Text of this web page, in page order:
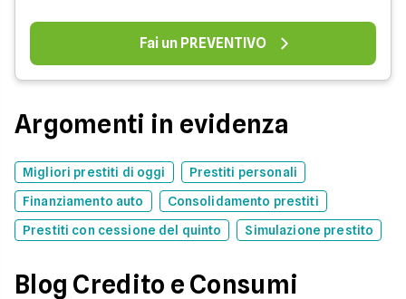
Fai un PREVENTIVO
Argomenti in evidenza
Migliori prestiti di oggi
Prestiti personali
Finanziamento auto
Consolidamento prestiti
Prestiti con cessione del quinto
Simulazione prestito
Blog Credito e Consumi